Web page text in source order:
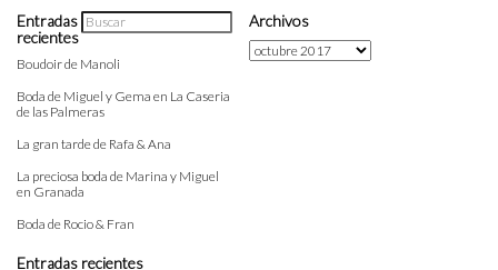
Entradas
recientes
Boudoir de Manoli
Boda de Miguel y Gema en La Caseria
de las Palmeras
La gran tarde de Rafa & Ana
La preciosa boda de Marina y Miguel
en Granada
Boda de Rocio & Fran
Entradas recientes
Archivos
Archivos